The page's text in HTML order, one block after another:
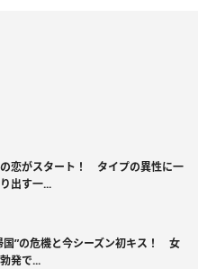
恋がスタート！ タイプの異性に一
出す一...
国”の危機と今シーズン初キス！ 女
発で...